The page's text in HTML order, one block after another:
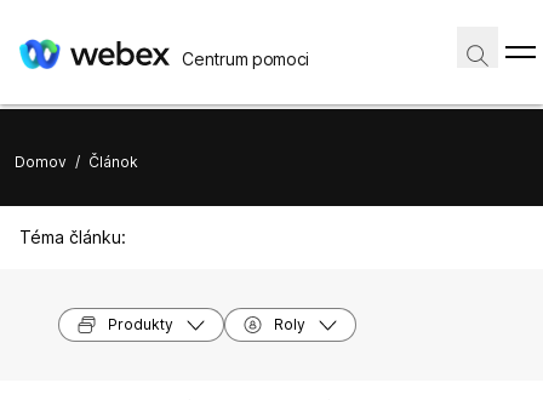
Centrum pomoci
Domov / Článok
Téma článku:
Produkty Roly